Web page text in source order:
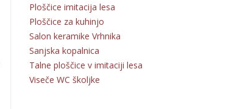
Ploščice imitacija lesa
Ploščice za kuhinjo
Salon keramike Vrhnika
Sanjska kopalnica
Talne ploščice v imitaciji lesa
Viseče WC školjke